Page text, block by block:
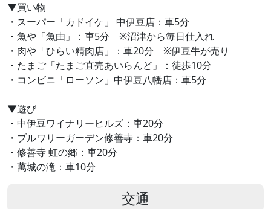
▼買い物
・スーパー「カドイケ」 中伊豆店：車5分
・魚や「魚由」：車5分 ※沼津から毎日仕入れ
・肉や「ひらい精肉店」：車20分 ※伊豆牛が売り
・たまご「たまご直売あいらんど」：徒歩10分
・コンビニ「ローソン」中伊豆八幡店：車5分
▼遊び
・中伊豆ワイナリーヒルズ：車20分
・ブルワリーガーデン修善寺：車20分
・修善寺 虹の郷：車20分
・萬城の滝：車10分
交通